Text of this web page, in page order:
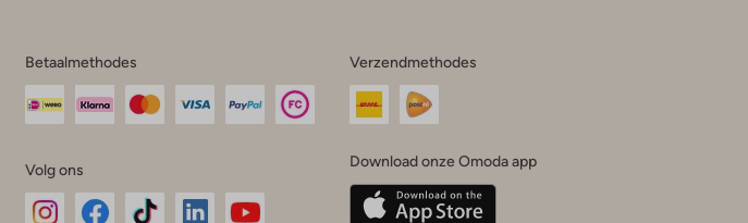
Betaalmethodes
Volg ons
Verzendmethodes
Download onze Omoda app